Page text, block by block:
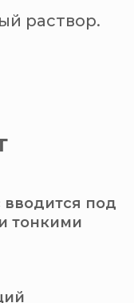
раствор.
под
тонкими